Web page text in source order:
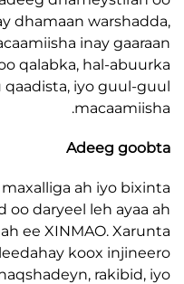
dhamaan
macaamiisha inay
hufan oo qalabka, hal-
kor u qaadista, iyo
Adeeg
maxalliga ah iyo
oo daryeel leh
ah ee XINMAO.
leedahay koox
ah oo naqshadeyn,